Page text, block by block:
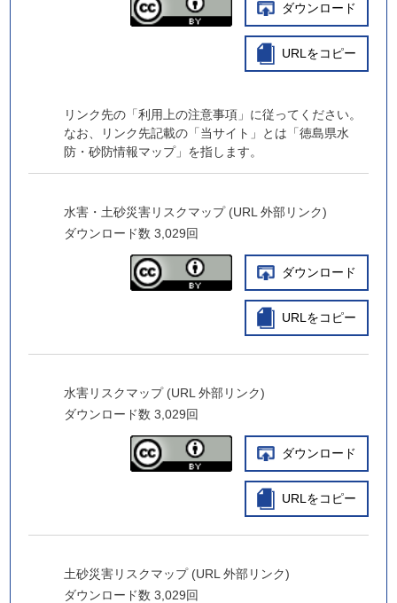
ダウンロード
URLをコピー
リンク先の「利用上の注意事項」に従ってください。
なお、リンク先記載の「当サイト」とは「徳島県水
防・砂防情報マップ」を指します。
水害・土砂災害リスクマップ (URL 外部リンク)
ダウンロード数 3,029回
ダウンロード
URLをコピー
水害リスクマップ (URL 外部リンク)
ダウンロード数 3,029回
ダウンロード
URLをコピー
土砂災害リスクマップ (URL 外部リンク)
ダウンロード数 3,029回